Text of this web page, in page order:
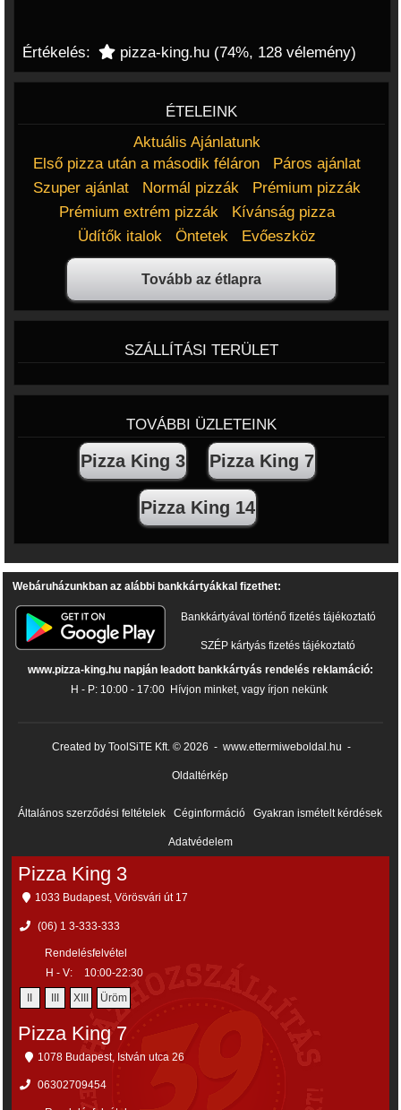
Értékelés: pizza-king.hu(74%, 128vélemény)
ÉTELEINK
Aktuális Ajánlatunk
Első pizza után a második féláron
Páros ajánlat
Szuper ajánlat
Normál pizzák
Prémium pizzák
Prémium extrém pizzák
Kívánság pizza
Üdítők italok
Öntetek Evőeszköz
Tovább az étlapra
SZÁLLÍTÁSI TERÜLET
TOVÁBBI ÜZLETEINK
Pizza King 3 Pizza King 7
Pizza King 14
Webáruházunkban az alábbi bankkártyákkal fizethet:
Bankkártyával történő fizetés tájékoztató
SZÉP kártyás fizetés tájékoztató
www.pizza-king.hu napján leadott bankkártyás rendelés reklamáció:
H - P: 10:00 - 17:00 Hívjon minket, vagy írjon nekünk
Created by ToolSiTE Kft. © 2026 - www.ettermiweboldal.hu -
Oldaltérkép
Általános szerződési feltételek Céginformáció Gyakran ismételt kérdések
Adatvédelem
Pizza King 3
1033 Budapest, Vörösvári út 17
(06) 1 3-333-333
Rendelésfelvétel
H - V:
10:00-22:30
II III XIII Üröm
Pizza King 7
1078 Budapest, István utca 26
06302709454